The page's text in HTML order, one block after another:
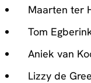
Maarten ter
Tom
Aniek van
Lizzy de